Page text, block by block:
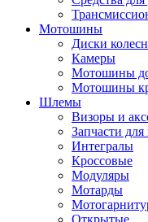
Мотошины
Диски
Камеры
Мотошины
Мотошины
Шлемы
Визоры и
Запчасти
Интегралы
Кроссовые
Модуляры
Мотарды
Открытые